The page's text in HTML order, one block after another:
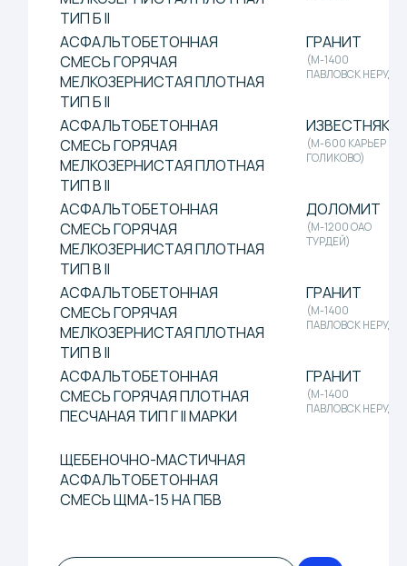
ЩЕБЕНОЧНО-МАСТИЧНАЯ
АСФАЛЬТОБЕТОННАЯ
СМЕСЬ ЩМА-15 НА ПБВ
АСФАЛЬТОБЕТОННАЯ
СМЕСЬ ГОРЯЧАЯ
МЕЛКОЗЕРНИСТАЯ ПЛОТНАЯ
ТИП В II
ПАВЛОВСК НЕРУД)
АСФАЛЬТОБЕТОННАЯ
СМЕСЬ ГОРЯЧАЯ ПЛОТНАЯ
ПЕСЧАНАЯ ТИП Г II МАРКИ
ГРАНИТ
ЗАКАЗАТЬ